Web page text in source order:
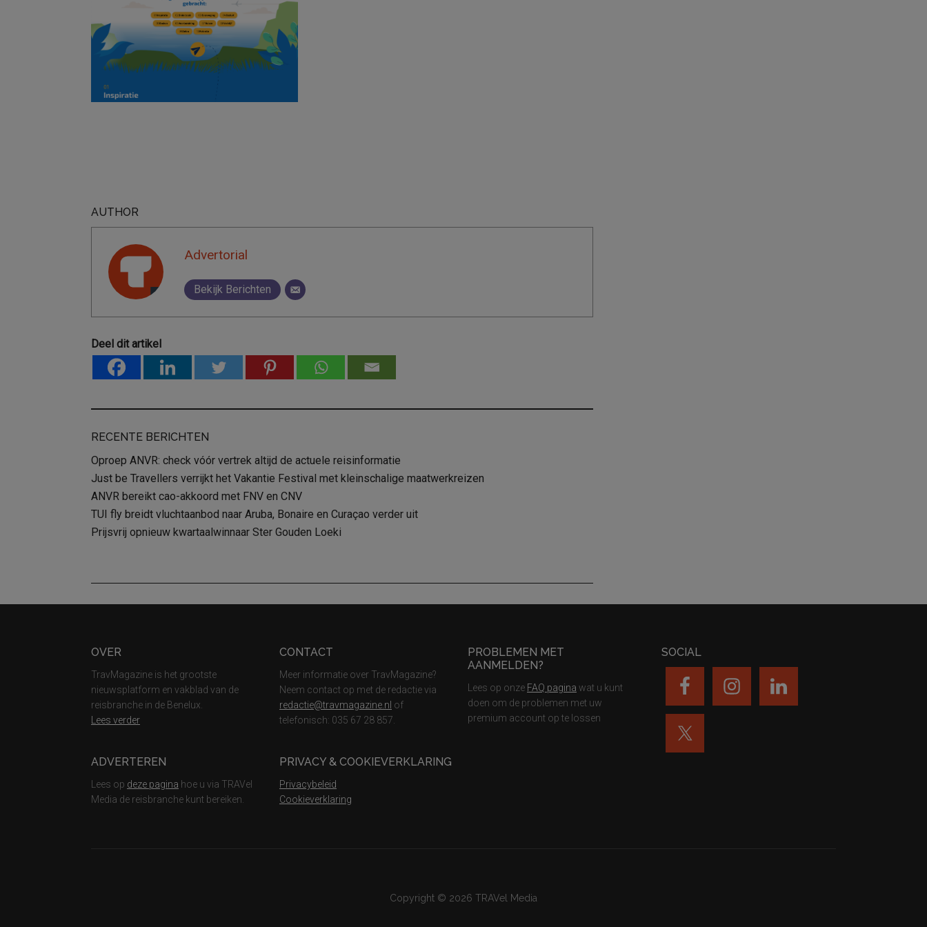
AUTHOR
Advertorial
Bekijk Berichten
Deel dit artikel
RECENTE BERICHTEN
Oproep ANVR: check vóór vertrek altijd de actuele reisinformatie
Just be Travellers verrijkt het Vakantie Festival met kleinschalige maatwerkreizen
ANVR bereikt cao-akkoord met FNV en CNV
TUI fly breidt vluchtaanbod naar Aruba, Bonaire en Curaçao verder uit
Prijsvrij opnieuw kwartaalwinnaar Ster Gouden Loeki
OVER
TravMagazine is het grootste
nieuwsplatform en vakblad van de
reisbranche in de Benelux.
Lees verder
ADVERTEREN
Lees op deze pagina hoe u via TRAVel
Media de reisbranche kunt bereiken.
CONTACT
Meer informatie over TravMagazine?
Neem contact op met de redactie via
redactie@travmagazine.nl of
telefonisch: 035 67 28 857.
PRIVACY & COOKIEVERKLARING
Privacybeleid
Cookieverklaring
PROBLEMEN MET
AANMELDEN?
Lees op onze FAQ pagina wat u kunt
doen om de problemen met uw
premium account op te lossen
SOCIAL
Copyright © 2026 TRAVel Media